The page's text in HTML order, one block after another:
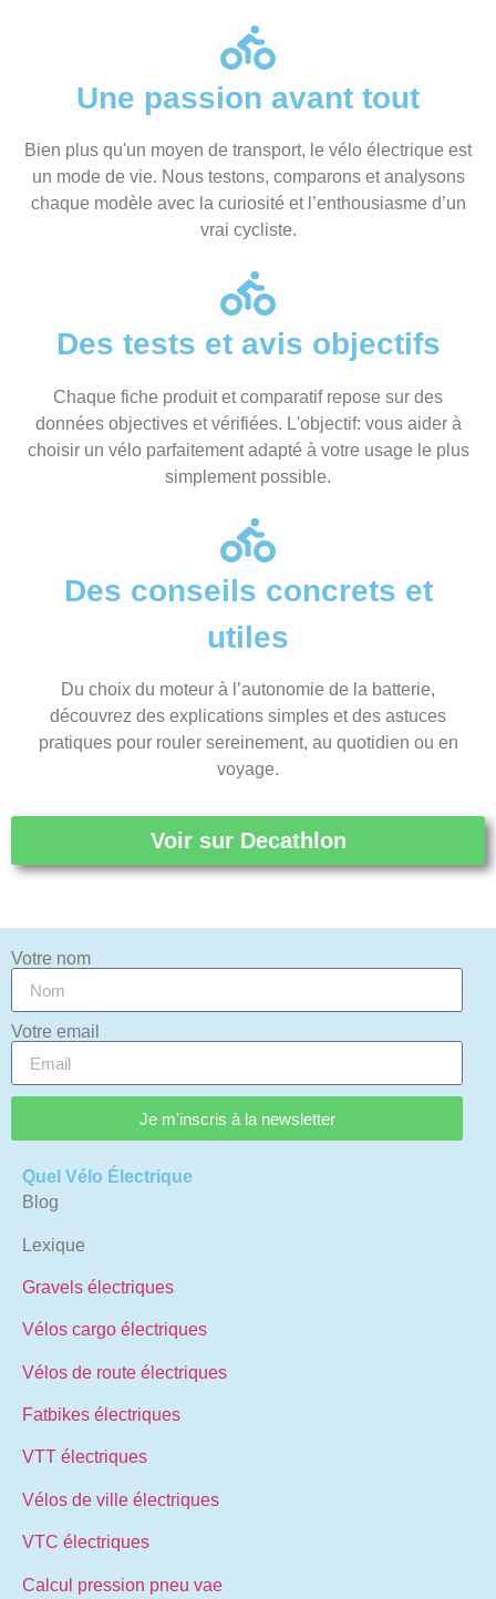
Une passion avant tout
Bien plus qu'un moyen de transport, le vélo électrique est
un mode de vie. Nous testons, comparons et analysons
chaque modèle avec la curiosité et l’enthousiasme d’un
vrai cycliste.
Des tests et avis objectifs
Chaque fiche produit et comparatif repose sur des
données objectives et vérifiées. L'objectif: vous aider à
choisir un vélo parfaitement adapté à votre usage le plus
simplement possible.
Des conseils concrets et
utiles
Du choix du moteur à l’autonomie de la batterie,
découvrez des explications simples et des astuces
pratiques pour rouler sereinement, au quotidien ou en
voyage.
Voir sur Decathlon
Votre nom
Votre email
Je m'inscris à la newsletter
Quel Vélo Électrique
Blog
Lexique
Gravels électriques
Vélos cargo électriques
Vélos de route électriques
Fatbikes électriques
VTT électriques
Vélos de ville électriques
VTC électriques
Calcul pression pneu vae